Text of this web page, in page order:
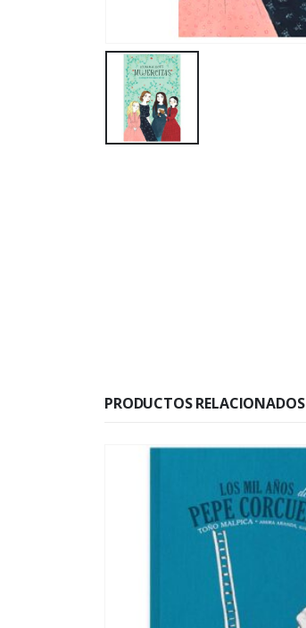
PRODUCTOS RELACIONADOS